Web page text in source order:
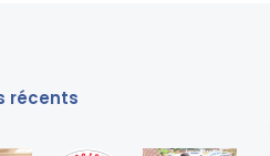
récents